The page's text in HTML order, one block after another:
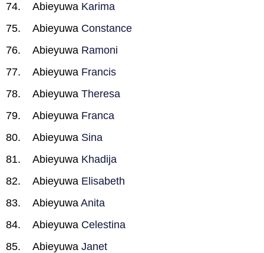
Abieyuwa Karima
Abieyuwa Constance
Abieyuwa Ramoni
Abieyuwa Francis
Abieyuwa Theresa
Abieyuwa Franca
Abieyuwa Sina
Abieyuwa Khadija
Abieyuwa Elisabeth
Abieyuwa Anita
Abieyuwa Celestina
Abieyuwa Janet